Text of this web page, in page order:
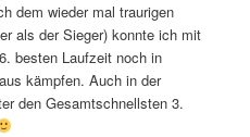
dem wieder mal traurigen
als der Sieger) konnte ich mit
besten Laufzeit noch in
kämpfen. Auch in der
den Gesamtschnellsten 3.